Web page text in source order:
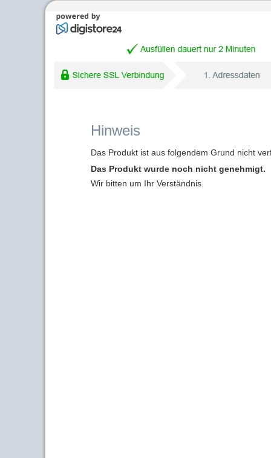
Hinweis
Das Produkt ist aus folgendem Grund nicht
Das Produkt wurde noch nicht genehmigt.
Wir bitten um Ihr Verständnis.